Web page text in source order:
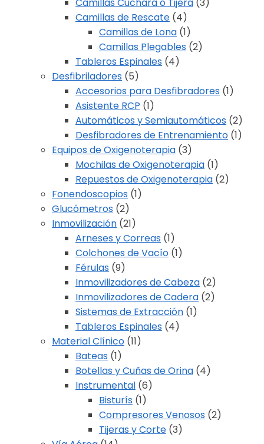
Camillas Cuchara o Tijera (3)
Camillas de Rescate (4)
Camillas de Lona (1)
Camillas Plegables (2)
Tableros Espinales (4)
Desfibriladores (5)
Accesorios para Desfibradores (1)
Asistente RCP (1)
Automáticos y Semiautomáticos (2)
Desfibradores de Entrenamiento (1)
Equipos de Oxigenoterapia (3)
Mochilas de Oxigenoterapia (1)
Repuestos de Oxigenoterapia (2)
Fonendoscopios (1)
Glucómetros (2)
Inmovilización (21)
Arneses y Correas (1)
Colchones de Vacío (1)
Férulas (9)
Inmovilizadores de Cabeza (2)
Inmovilizadores de Cadera (2)
Sistemas de Extracción (1)
Tableros Espinales (4)
Material Clínico (11)
Bateas (1)
Botellas y Cuñas de Orina (4)
Instrumental (6)
Bisturís (1)
Compresores Venosos (2)
Tijeras y Corte (3)